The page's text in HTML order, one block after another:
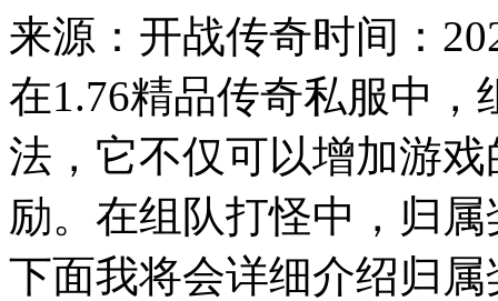
来源：开战传奇时间：
在1.76精品传奇私服中
法，它不仅可以增加游
励。在组队打怪中，归
下面我将会详细介绍归